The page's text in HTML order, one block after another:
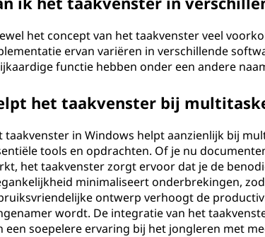
het concept van het taakvenster veel
ervan variëren in verschillende
functie hebben onder een andere
het taakvenster bij
taakvenster in Windows helpt aanzienlijk bij
tools en opdrachten. Of je nu
het taakvenster zorgt ervoor dat je de
minimaliseert onderbrekingen,
ontwerp verhoogt de
wordt. De integratie van het
een soepelere ervaring bij het jongleren met